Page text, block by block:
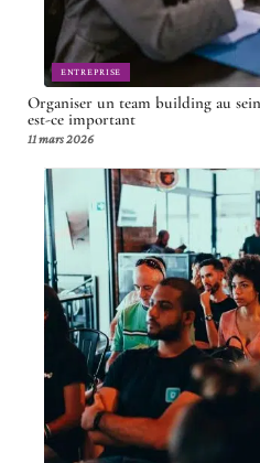
ENTREPRISE
Organiser un team building au
est-ce important
11 mars 2026